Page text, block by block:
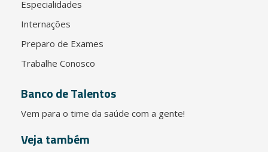
Especialidades
Internações
Preparo de Exames
Trabalhe Conosco
Banco de Talentos
Vem para o time da saúde com a gente!
Veja também